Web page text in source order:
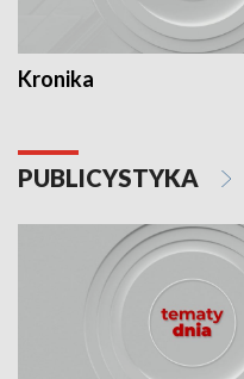
Kronika
PUBLICYSTYKA